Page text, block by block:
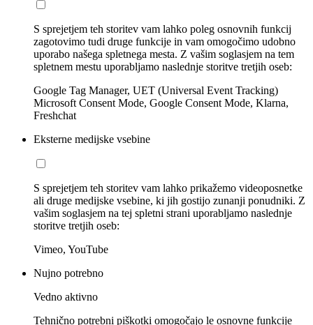
S sprejetjem teh storitev vam lahko poleg osnovnih funkcij
zagotovimo tudi druge funkcije in vam omogočimo udobno
uporabo našega spletnega mesta. Z vašim soglasjem na tem
spletnem mestu uporabljamo naslednje storitve tretjih oseb:
Google Tag Manager, UET (Universal Event Tracking)
Microsoft Consent Mode, Google Consent Mode, Klarna,
Freshchat
Eksterne medijske vsebine
S sprejetjem teh storitev vam lahko prikažemo videoposnetke
ali druge medijske vsebine, ki jih gostijo zunanji ponudniki. Z
vašim soglasjem na tej spletni strani uporabljamo naslednje
storitve tretjih oseb:
Vimeo, YouTube
Nujno potrebno
Vedno aktivno
Tehnično potrebni piškotki omogočajo le osnovne funkcije